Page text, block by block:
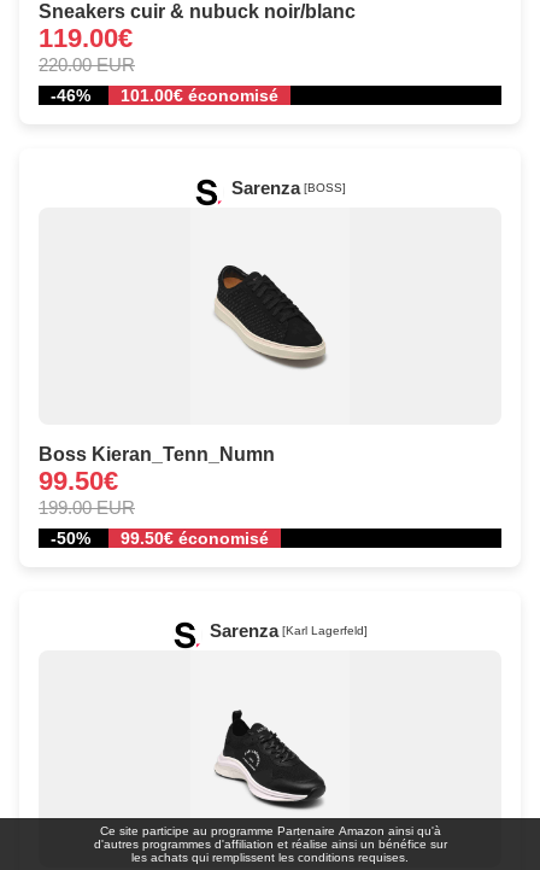
Sneakers cuir & nubuck noir/blanc
119.00€
220.00 EUR
-46% 101.00€ économisé
Sarenza [BOSS]
Boss Kieran_Tenn_Numn
99.50€
199.00 EUR
-50% 99.50€ économisé
Sarenza [Karl Lagerfeld]
Ce site participe au programme Partenaire Αmazοn ainsi qu'à
d'autres programmes d'affiliation et réalise ainsi un bénéfice sur
les achats qui remplissent les conditions requises.